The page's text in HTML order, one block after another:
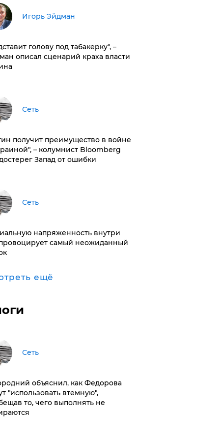
Игорь Эйдман
голову под табакерку", –
описал сценарий краха власти
Сеть
получит преимущество в войне
– колумнист Bloomberg
Запад от ошибки
Сеть
напряженность внутри
самый неожиданный
ещё
Сеть
объяснил, как Федорова
"использовать втемную",
то, чего выполнять не